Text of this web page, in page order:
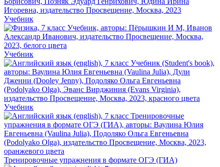
Учебник
Учебник
Учебник
Тренировочные упражнения в формате ОГЭ (ГИА)